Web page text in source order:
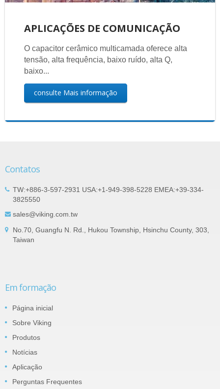
APLICAÇÕES DE COMUNICAÇÃO
O capacitor cerâmico multicamada oferece alta
tensão, alta frequência, baixo ruído, alta Q,
baixo...
consulte Mais informação
Contatos
TW:+886-3-597-2931 USA:+1-949-398-5228 EMEA:+39-334-
3825550
sales@viking.com.tw
No.70, Guangfu N. Rd., Hukou Township, Hsinchu County, 303,
Taiwan
Em formação
Página inicial
Sobre Viking
Produtos
Notícias
Aplicação
Perguntas Frequentes